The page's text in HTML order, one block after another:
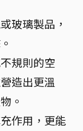
玻璃製品，
規則的空
造出更溫
。
作用，更能